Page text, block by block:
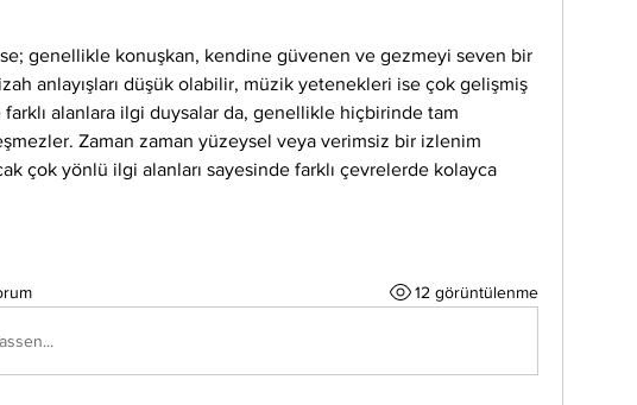
genellikle konuşkan, kendine güvenen ve gezmeyi seven bir
anlayışları düşük olabilir, müzik yetenekleri ise çok gelişmiş
alanlara ilgi duysalar da, genellikle hiçbirinde tam
Zaman zaman yüzeysel veya verimsiz bir izlenim
çok yönlü ilgi alanları sayesinde farklı çevrelerde kolayca
12 görüntülenme